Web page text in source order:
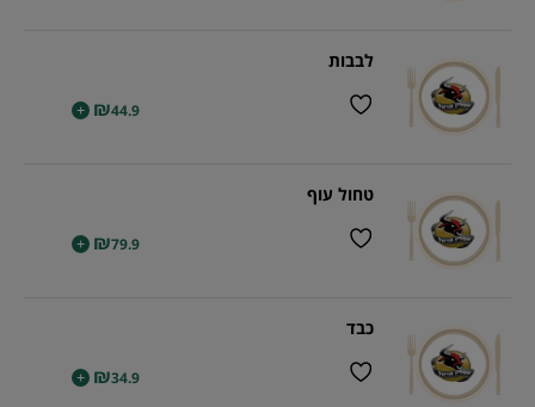
לבבות
₪44.9
+
טחול עוף
₪79.9
+
כבד
₪34.9
+